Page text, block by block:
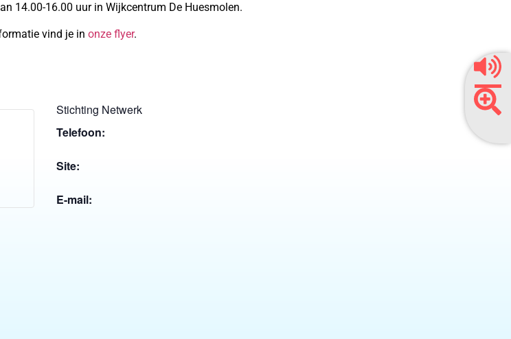
14.00-16.00 uur in Wijkcentrum De Huesmolen.
vind je in onze flyer.
Stichting Netwerk
Telefoon:
Site:
E-mail: